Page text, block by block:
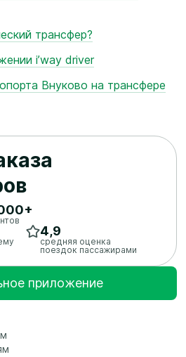
трансфер?
i’way driver
Внуково на трансфере
4,9
средняя оценка
поездок пассажирами
приложение